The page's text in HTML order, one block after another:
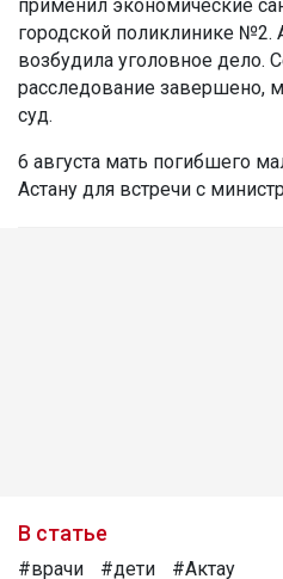
применил экономические
городской поликлинике №2.
возбудила уголовное дело.
расследование завершено,
суд.
6 августа мать погибшего
Астану для встречи с
В статье
#врачи #дети #Актау